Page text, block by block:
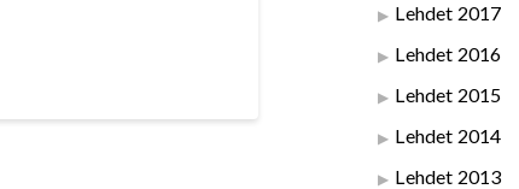
Lehdet 2017
Lehdet 2016
Lehdet 2015
Lehdet 2014
Lehdet 2013